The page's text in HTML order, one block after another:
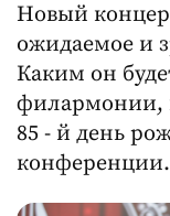
Новый
ожидаемое и
Каким он
филармонии,
85 - й день
конференции.